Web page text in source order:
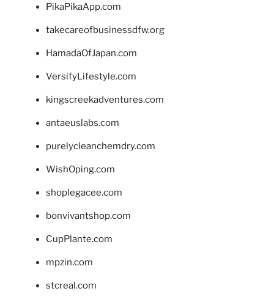
PikaPikaApp.com
takecareofbusinessdfw.org
HamadaOfJapan.com
VersifyLifestyle.com
kingscreekadventures.com
antaeuslabs.com
purelycleanchemdry.com
WishOping.com
shoplegacee.com
bonvivantshop.com
CupPlante.com
mpzin.com
stcreal.com